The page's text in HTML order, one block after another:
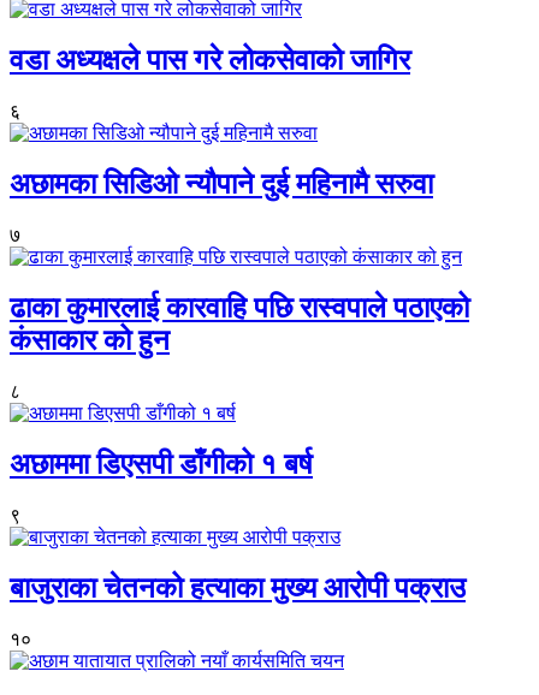
वडा अध्यक्षले पास गरे लोकसेवाको जागिर
६
अछामका सिडिओ न्यौपाने दुई महिनामै सरुवा
७
ढाका कुमारलाई कारवाहि पछि रास्वपाले पठाएको
कंसाकार को हुन
८
अछाममा डिएसपी डाँगीको १ बर्ष
९
बाजुराका चेतनको हत्याका मुख्य आरोपी पक्राउ
१०